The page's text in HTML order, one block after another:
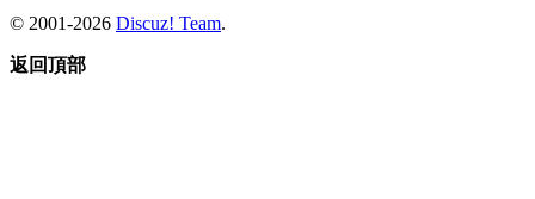
© 2001-2026 Discuz! Team.
返回頂部